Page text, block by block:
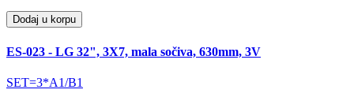
Dodaj u korpu
ES-023 - LG 32", 3X7, mala sočiva, 630mm, 3V
SET=3*A1/B1